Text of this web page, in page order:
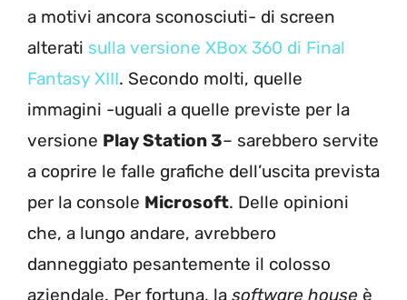
a motivi ancora sconosciuti- di screen
alterati sulla versione XBox 360 di Final
Fantasy XIII. Secondo molti, quelle
immagini -uguali a quelle previste per la
versione Play Station 3– sarebbero servite
a coprire le falle grafiche dell’uscita prevista
per la console Microsoft. Delle opinioni
che, a lungo andare, avrebbero
danneggiato pesantemente il colosso
aziendale. Per fortuna, la software house è